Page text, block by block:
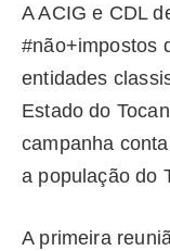
A ACIG e CDL
#não+impostos
entidades
Estado do
campanha
a população do
A primeira